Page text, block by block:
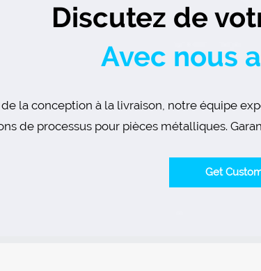
Discutez de
Avec nous
la conception à la livraison, notre équipe
de processus pour pièces métalliques.
Get